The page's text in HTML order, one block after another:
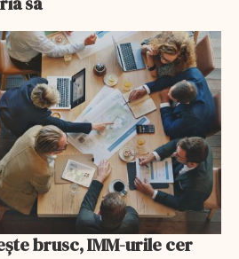
brusc, IMM-urile cer